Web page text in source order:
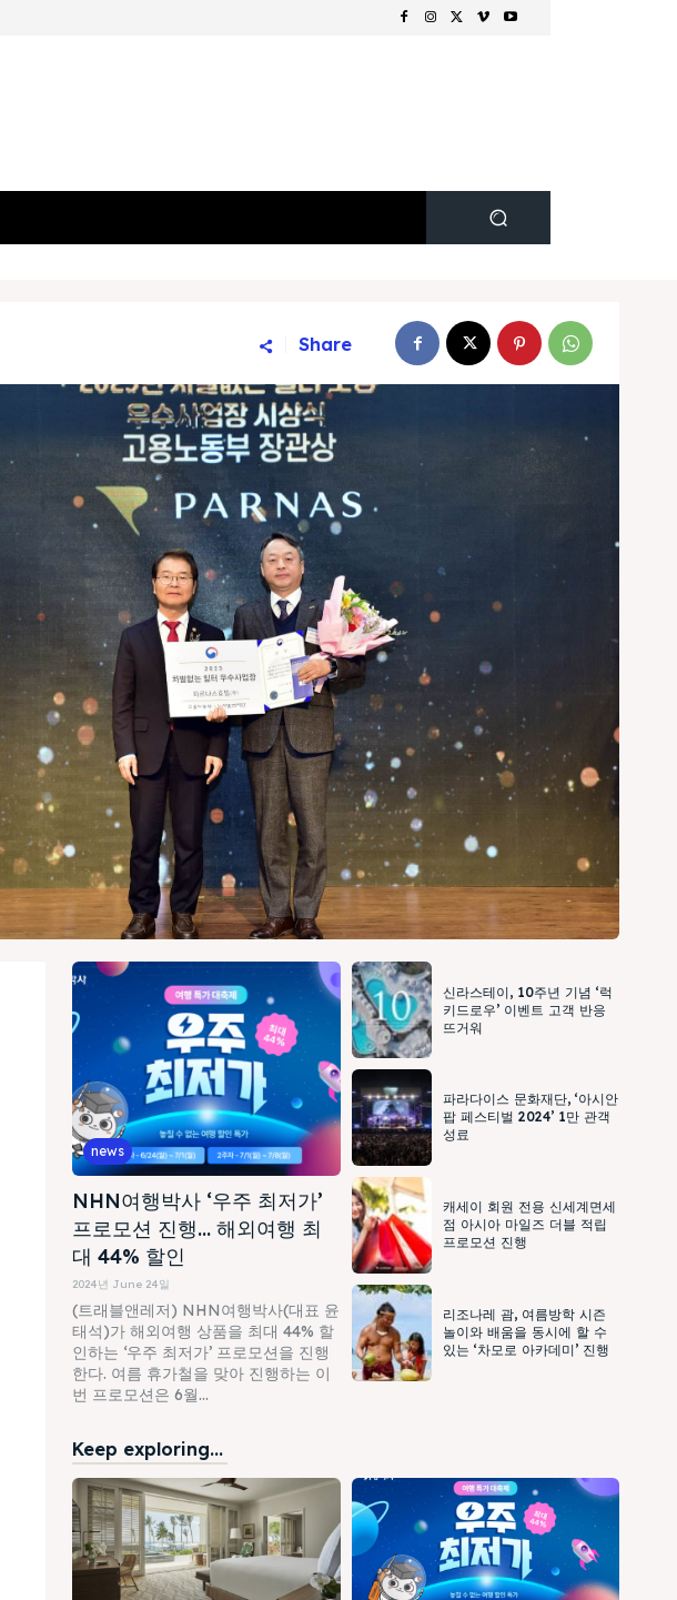
Share
news
NHN여행박사 ‘우주 최저가’
프로모션 진행… 해외여행 최
대 44% 할인
2024년 June 24일
(트래블앤레저) NHN여행박사(대표 윤
태석)가 해외여행 상품을 최대 44% 할
인하는 ‘우주 최저가’ 프로모션을 진행
한다. 여름 휴가철을 맞아 진행하는 이
번 프로모션은 6월...
신라스테이, 10주년 기념 ‘럭
키드로우’ 이벤트 고객 반응
뜨거워
파라다이스 문화재단, ‘아시안
팝 페스티벌 2024’ 1만 관객
성료
캐세이 회원 전용 신세계면세
점 아시아 마일즈 더블 적립
프로모션 진행
리조나레 괌, 여름방학 시즌
놀이와 배움을 동시에 할 수
있는 ‘차모로 아카데미’ 진행
Keep exploring...